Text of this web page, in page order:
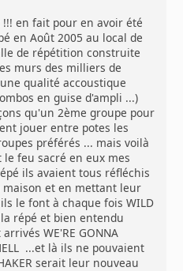
!!! en fait pour en avoir été
en Août 2005 au local de
de répétition construite
murs des milliers de
qualité accoustique
en guise d'ampli ...)
qu'un 2ème groupe pour
jouer entre potes les
préférés ... mais voilà
feu sacré en eux mes
ils avaient tous réfléchis
et en mettant leur
le font à chaque fois WILD
répé et bien entendu
WE'RE GONNA
...et là ils ne pouvaient
serait leur nouveau